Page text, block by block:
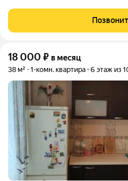
18 000 ₽ в месяц
38 м² 1-комн. квартира 6 этаж из